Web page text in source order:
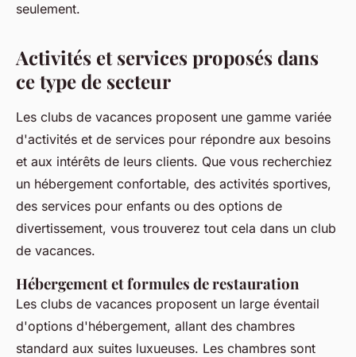
seulement.
Activités et services proposés dans
ce type de secteur
Les clubs de vacances proposent une gamme variée
d'activités et de services pour répondre aux besoins
et aux intérêts de leurs clients. Que vous recherchiez
un hébergement confortable, des activités sportives,
des services pour enfants ou des options de
divertissement, vous trouverez tout cela dans un club
de vacances.
Hébergement et formules de restauration
Les clubs de vacances proposent un large éventail
d'options d'hébergement, allant des chambres
standard aux suites luxueuses. Les chambres sont